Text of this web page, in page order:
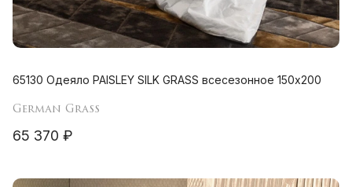
65130 Одеяло PAISLEY SILK GRASS всесезонное 150х200
German Grass
65 370 ₽